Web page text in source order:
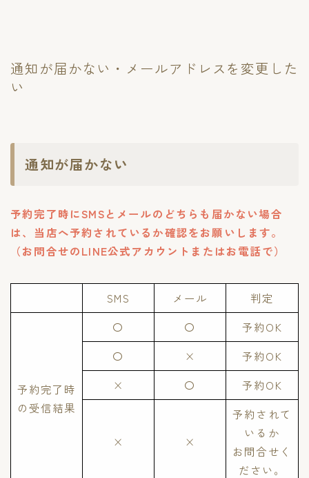
通知が届かない・メールアドレスを変更した
い
通知が届かない
予約完了時にSMSとメールのどちらも届かない場合
は、当店へ予約されているか確認をお願いします。
（お問合せのLINE公式アカウントまたはお電話で）
SMS メール 判定
予約完了時
の受信結果
〇 〇
予約OK
〇
×
予約OK
×
〇 予約OK
× ×
予約されて
いるか
お問合せく
ださい。